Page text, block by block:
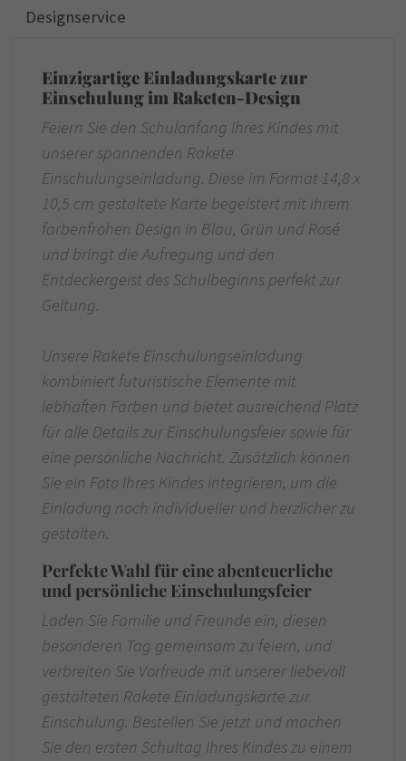
Designservice
Einzigartige Einladungskarte zur
Einschulung im Raketen-Design
Feiern Sie den Schulanfang Ihres Kindes mit
unserer spannenden Rakete
Einschulungseinladung. Diese im Format 14,8 x
10,5 cm gestaltete Karte begeistert mit ihrem
farbenfrohen Design in Blau, Grün und Rosé
und bringt die Aufregung und den
Entdeckergeist des Schulbeginns perfekt zur
Geltung.
Unsere Rakete Einschulungseinladung
kombiniert futuristische Elemente mit
lebhaften Farben und bietet ausreichend Platz
für alle Details zur Einschulungsfeier sowie für
eine persönliche Nachricht. Zusätzlich können
Sie ein Foto Ihres Kindes integrieren, um die
Einladung noch individueller und herzlicher zu
gestalten.
Perfekte Wahl für eine abenteuerliche
und persönliche Einschulungsfeier
Laden Sie Familie und Freunde ein, diesen
besonderen Tag gemeinsam zu feiern, und
verbreiten Sie Vorfreude mit unserer liebevoll
gestalteten Rakete Einladungskarte zur
Einschulung. Bestellen Sie jetzt und machen
Sie den ersten Schultag Ihres Kindes zu einem